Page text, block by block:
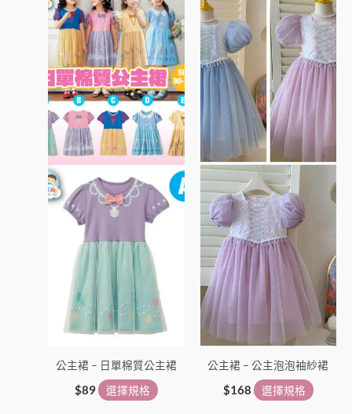
公主裙 – 日單棉質公主裙
$89 選擇規格
產
品
有
多
種
款
式。
可
在
產
品
擇
選
項
公主裙 – 公主泡泡袖紗裙
$168 選擇規格
產
品
有
多
種
款
可
在
擇
選
項